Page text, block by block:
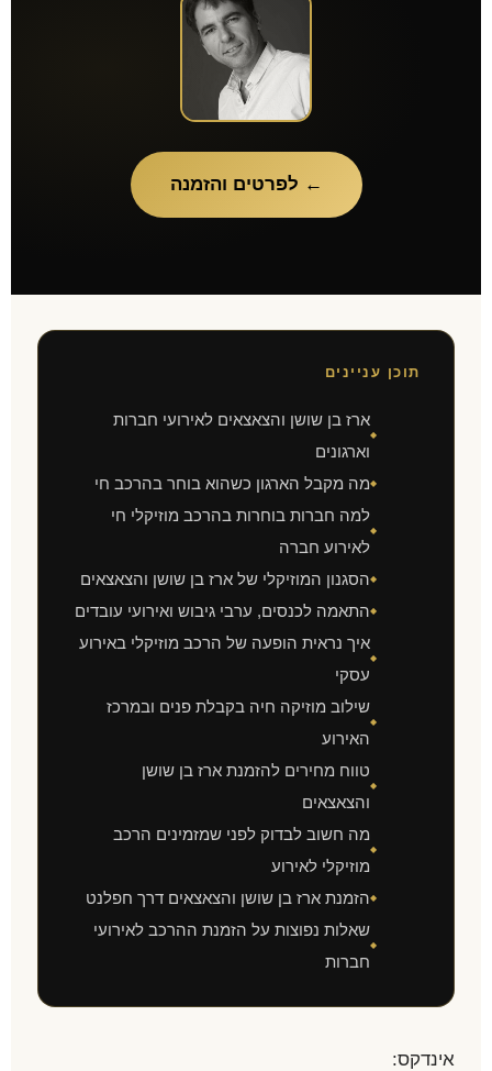
← לפרטים והזמנה
תוכן עניינים
◆
ארז בן שושן והצאצאים לאירועי חברות
וארגונים
◆מה מקבל הארגון כשהוא בוחר בהרכב חי
◆
למה חברות בוחרות בהרכב מוזיקלי חי
לאירוע חברה
◆הסגנון המוזיקלי של ארז בן שושן והצאצאים
◆התאמה לכנסים, ערבי גיבוש ואירועי עובדים
◆
איך נראית הופעה של הרכב מוזיקלי באירוע
עסקי
◆
שילוב מוזיקה חיה בקבלת פנים ובמרכז
האירוע
◆
טווח מחירים להזמנת ארז בן שושן
והצאצאים
◆
מה חשוב לבדוק לפני שמזמינים הרכב
מוזיקלי לאירוע
◆הזמנת ארז בן שושן והצאצאים דרך חפלנט
◆
שאלות נפוצות על הזמנת ההרכב לאירועי
חברות
אינדקס: